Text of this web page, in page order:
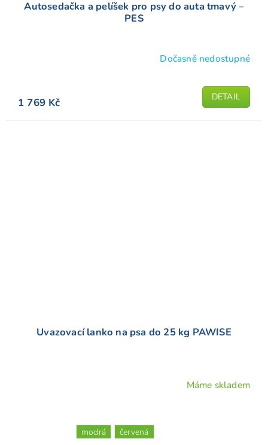
Autosedačka a pelíšek pro psy do auta tmavý –
PES
je
Dočasně nedostupné
1 769 Kč DETAIL
Uvazovací lanko na psa do 25 kg PAWISE
Máme skladem
modrá červená